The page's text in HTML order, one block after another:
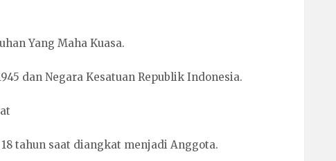
Yang Maha Kuasa.
dan Negara Kesatuan Republik Indonesia.
tahun saat diangkat menjadi Anggota.